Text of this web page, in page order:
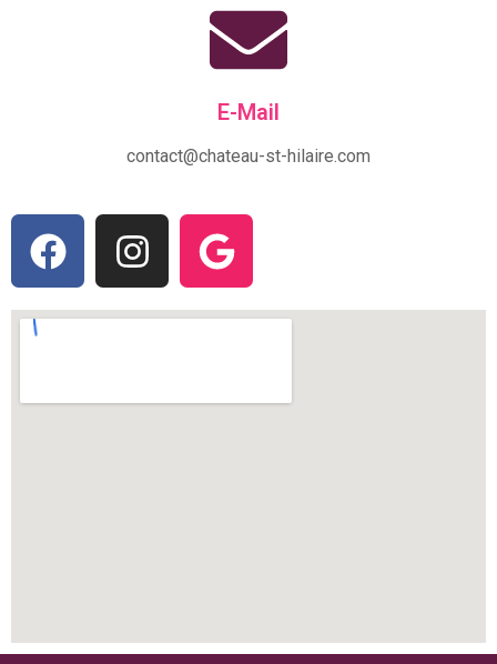
E-Mail
contact@chateau-st-hilaire.com